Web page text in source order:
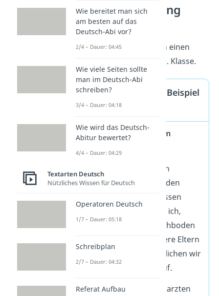
Erlebniserzählung
Musteraufsatz
Hier zeigen wir dir noch einen
für die 5. Klasse.
Erlebniserzählung Beispiel
5. Klasse
Das Gespenst auf dem
An einem langweiligen
Samstagvormittag in den
Herbstferien beschlossen
meine Schwester und ich,
heimlich unseren Dachboden
zu erkunden. Als unsere Eltern
abgelenkt waren, schlichen wir
leise die Treppe hinauf.
Die Treppenstufen knarzten
Wie bereitet man sich
am besten auf das
Deutsch-Abi vor?
2/4 – Dauer: 04:45
Wie viele Seiten sollte
man im Deutsch-Abi
schreiben?
3/4 – Dauer: 04:18
Wie wird das Deutsch-
Abitur bewertet?
4/4 – Dauer: 04:29
Textarten Deutsch
Nützliches Wissen für Deutsch
Operatoren Deutsch
1/7 – Dauer: 05:18
Schreibplan
2/7 – Dauer: 04:32
Referat Aufbau